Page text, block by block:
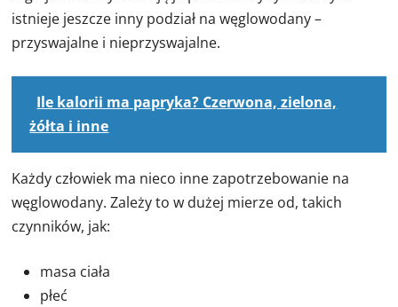
istnieje jeszcze inny podział na węglowodany –
przyswajalne i nieprzyswajalne.
Ile kalorii ma papryka? Czerwona, zielona,
żółta i inne
Każdy człowiek ma nieco inne zapotrzebowanie na
węglowodany. Zależy to w dużej mierze od, takich
czynników, jak:
masa ciała
płeć